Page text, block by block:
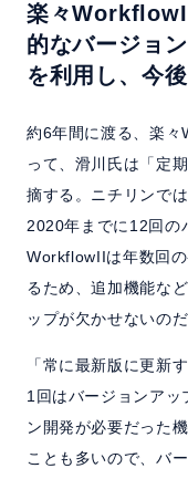
楽々
的なバージョン
を利用し、今
約6年間に渡る、楽
って、滑川氏は「定
摘する。ニチリンで
2020年までに12回の
WorkflowIIは年数回
るため、追加機能な
ップが欠かせないのだ
「常に最新版に更新
1回はバージョンアッ
ン開発が必要だった
ことも多いので、バ